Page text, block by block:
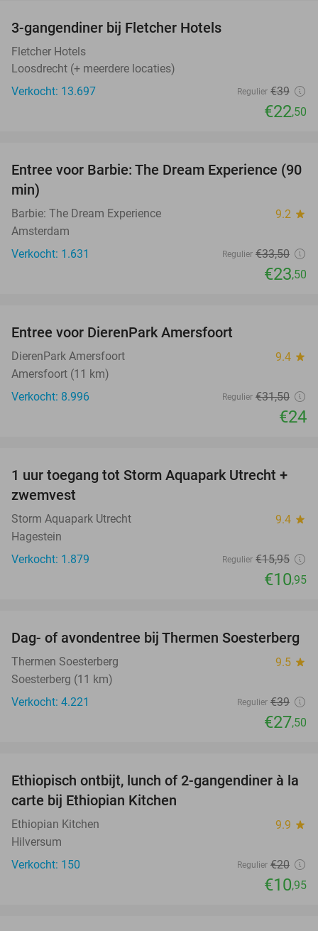
3-gangendiner bij Fletcher Hotels
Fletcher Hotels
Loosdrecht (+ meerdere locaties)
Verkocht: 13.697
Regulier €39
€22,50
30%
Entree voor Barbie: The Dream Experience (90
min)
Barbie: The Dream Experience 9.2 star
Amsterdam
Verkocht: 1.631
Regulier €33,50
€23,50
Entree voor DierenPark Amersfoort
DierenPark Amersfoort 9.4 star
Amersfoort (11 km)
Verkocht: 8.996
Regulier €31,50
€24
31%
1 uur toegang tot Storm Aquapark Utrecht +
zwemvest
Storm Aquapark Utrecht 9.4 star
Hagestein
Verkocht: 1.879
Regulier €15,95
€10,95
29%
Dag- of avondentree bij Thermen Soesterberg
Thermen Soesterberg 9.5 star
Soesterberg (11 km)
Verkocht: 4.221
Regulier €39
€27,50
45%
Ethiopisch ontbijt, lunch of 2-gangendiner à la
carte bij Ethiopian Kitchen
Ethiopian Kitchen 9.9 star
Hilversum
Verkocht: 150
Regulier €20
€10,95